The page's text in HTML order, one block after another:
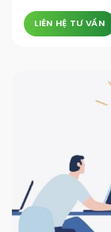
LIÊN HỆ TƯ VẤN